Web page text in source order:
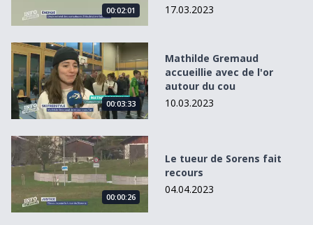
00:02:01
17.03.2023
Mathilde Gremaud accueillie avec de l&#039;or autour du
00:03:33
Mathilde Gremaud
accueillie avec de l'or
autour du cou
10.03.2023
Le tueur de Sorens fait recours
00:00:26
Le tueur de Sorens fait
recours
04.04.2023